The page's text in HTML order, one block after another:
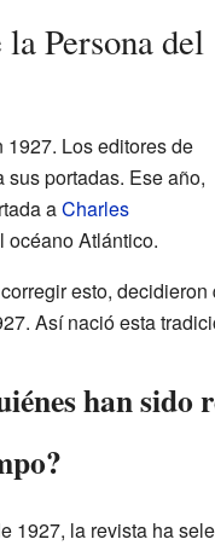
Persona del
Los editores de
portadas. Ese año,
aCharles
océano Atlántico.
esto,
Así nació esta
han sido
1927, la revista ha